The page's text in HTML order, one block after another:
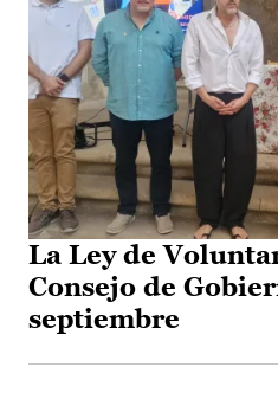
La Ley de
Consejo de
septiembre